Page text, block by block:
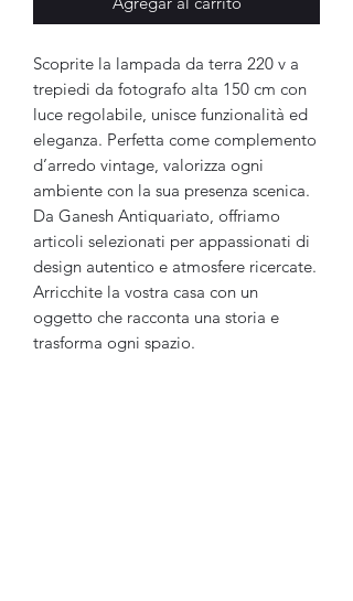
Scoprite la lampada da terra 220 v a
trepiedi da fotografo alta 150 cm con
luce regolabile, unisce funzionalità ed
eleganza. Perfetta come complemento
d’arredo vintage, valorizza ogni
ambiente con la sua presenza scenica.
Da Ganesh Antiquariato, offriamo
articoli selezionati per appassionati di
design autentico e atmosfere ricercate.
Arricchite la vostra casa con un
oggetto che racconta una storia e
trasforma ogni spazio.